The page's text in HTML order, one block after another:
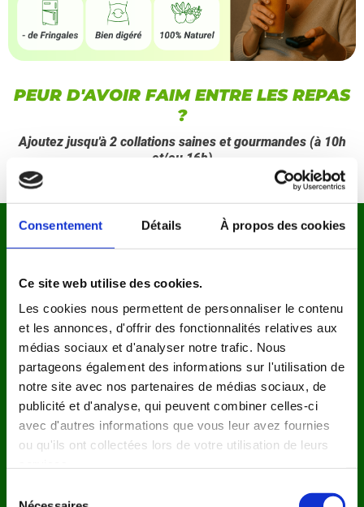
Consentement Détails À propos des cookies
Ce site web utilise des cookies.
Les cookies nous permettent de personnaliser le contenu
et les annonces, d'offrir des fonctionnalités relatives aux
médias sociaux et d'analyser notre trafic. Nous
partageons également des informations sur l'utilisation de
notre site avec nos partenaires de médias sociaux, de
publicité et d'analyse, qui peuvent combiner celles-ci
avec d'autres informations que vous leur avez fournies
ou qu'ils ont collectées lors de votre utilisation de leurs
PEUR D'AVOIR FAIM ENTRE LES REPAS
?
Ajoutez jusqu'à 2 collations saines et gourmandes (à 10h
et/ou 16h)
ELLES EN PARLENT
MIEUX QUE NOUS
91%
Ont moins de fringales
après 2 semaines
87%
Se sentent plus légères
dès la 1ère semaine
78% 96%